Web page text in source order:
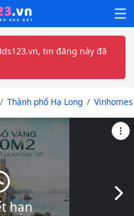
tin đăng này đã
Thành phố Hạ Long
hạn